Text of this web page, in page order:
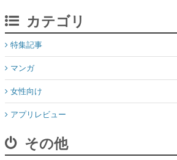
カテゴリ
特集記事
マンガ
女性向け
アプリレビュー
その他